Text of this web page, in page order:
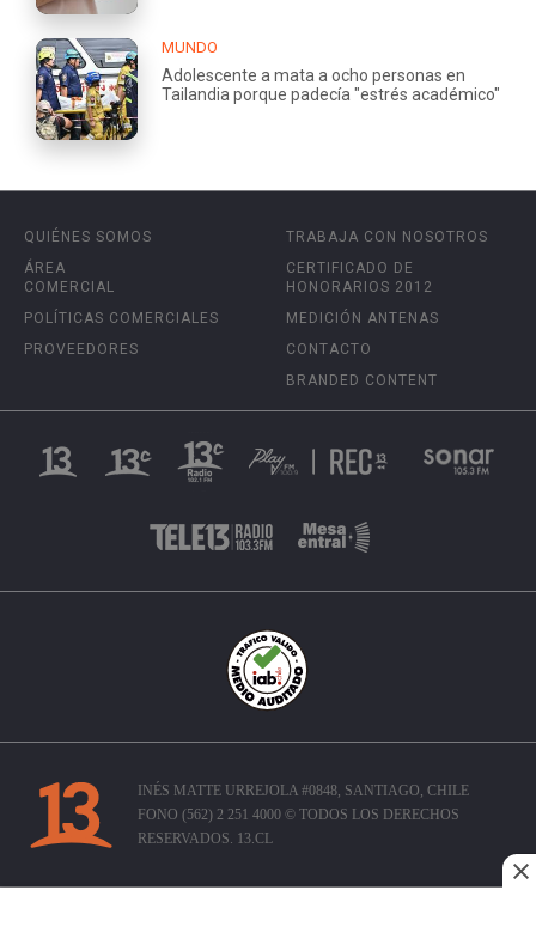
MUNDO
Adolescente a mata a ocho personas en
Tailandia porque padecía "estrés académico"
QUIÉNES SOMOS
ÁREA
COMERCIAL
POLÍTICAS COMERCIALES
PROVEEDORES
TRABAJA CON NOSOTROS
CERTIFICADO DE
HONORARIOS 2012
MEDICIÓN ANTENAS
CONTACTO
BRANDED CONTENT
INÉS MATTE URREJOLA #0848, SANTIAGO, CHILE
FONO (562) 2 251 4000 © TODOS LOS DERECHOS
RESERVADOS. 13.CL